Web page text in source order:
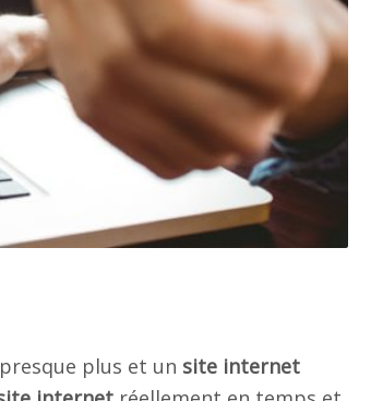
plus et un site internet